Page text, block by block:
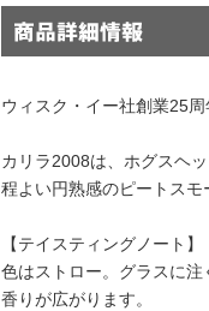
ウィスク・イー社創業25
カリラ2008は、ホグスヘ
程よい円熟感のピートスモ
【テイスティングノート】
色はストロー。グラスに
香りが広がります。